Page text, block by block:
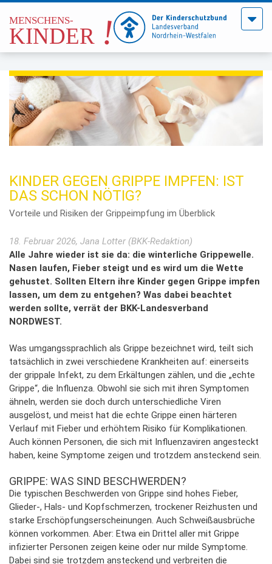
Menü
KINDER GEGEN GRIPPE IMPFEN: IST
DAS SCHON NÖTIG?
Vorteile und Risiken der Grippeimpfung im Überblick
18. Februar 2026, Jana Lotter (BKK-Redaktion)
Alle Jahre wieder ist sie da: die winterliche Grippewelle.
Nasen laufen, Fieber steigt und es wird um die Wette
gehustet. Sollten Eltern ihre Kinder gegen Grippe impfen
lassen, um dem zu entgehen? Was dabei beachtet
werden sollte, verrät der BKK-Landesverband
NORDWEST.
Was umgangssprachlich als Grippe bezeichnet wird, teilt sich
tatsächlich in zwei verschiedene Krankheiten auf: einerseits
der grippale Infekt, zu dem Erkältungen zählen, und die „echte
Grippe“, die Influenza. Obwohl sie sich mit ihren Symptomen
ähneln, werden sie doch durch unterschiedliche Viren
ausgelöst, und meist hat die echte Grippe einen härteren
Verlauf mit Fieber und erhöhtem Risiko für Komplikationen.
Auch können Personen, die sich mit Influenzaviren angesteckt
haben, keine Symptome zeigen und trotzdem ansteckend sein.
GRIPPE: WAS SIND BESCHWERDEN?
Die typischen Beschwerden von Grippe sind hohes Fieber,
Glieder-, Hals- und Kopfschmerzen, trockener Reizhusten und
starke Erschöpfungserscheinungen. Auch Schweißausbrüche
können vorkommen. Aber: Etwa ein Drittel aller mit Grippe
infizierter Personen zeigen keine oder nur milde Symptome.
Dabei sind sie trotzdem ansteckend und verbreiten die